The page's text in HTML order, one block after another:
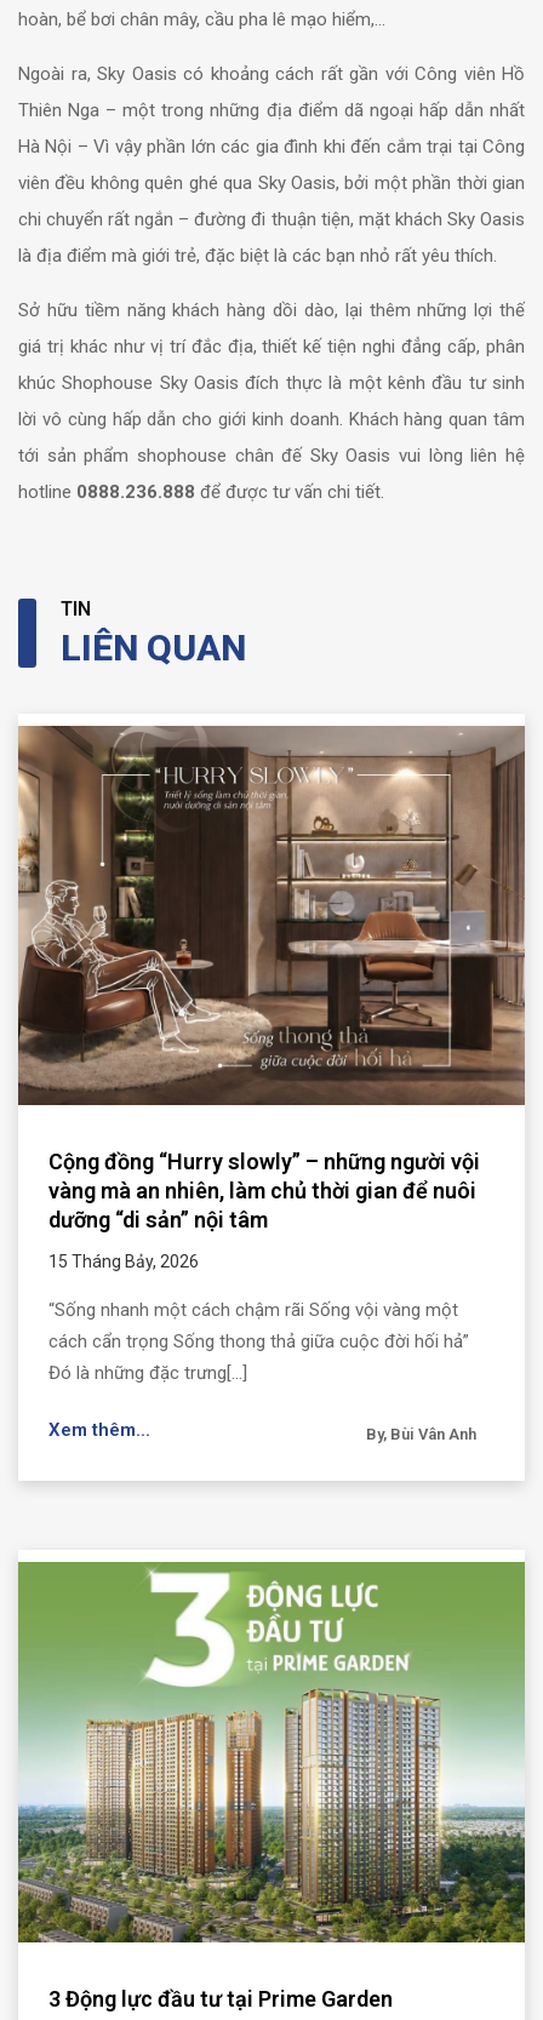
hoàn, bể bơi chân mây, cầu pha lê mạo hiểm,…
Ngoài ra, Sky Oasis có khoảng cách rất gần với Công viên Hồ
Thiên Nga – một trong những địa điểm dã ngoại hấp dẫn nhất
Hà Nội – Vì vậy phần lớn các gia đình khi đến cắm trại tại Công
viên đều không quên ghé qua Sky Oasis, bởi một phần thời gian
chi chuyển rất ngắn – đường đi thuận tiện, mặt khách Sky Oasis
là địa điểm mà giới trẻ, đặc biệt là các bạn nhỏ rất yêu thích.
Sở hữu tiềm năng khách hàng dồi dào, lại thêm những lợi thế
giá trị khác như vị trí đắc địa, thiết kế tiện nghi đẳng cấp, phân
khúc Shophouse Sky Oasis đích thực là một kênh đầu tư sinh
lời vô cùng hấp dẫn cho giới kinh doanh. Khách hàng quan tâm
tới sản phẩm shophouse chân đế Sky Oasis vui lòng liên hệ
hotline 0888.236.888 để được tư vấn chi tiết.
TIN
LIÊN QUAN
Cộng đồng “Hurry slowly” – những người vội
vàng mà an nhiên, làm chủ thời gian để nuôi
dưỡng “di sản” nội tâm
15 Tháng Bảy, 2026
“Sống nhanh một cách chậm rãi Sống vội vàng một
cách cẩn trọng Sống thong thả giữa cuộc đời hối hả”
Đó là những đặc trưng[...]
Xem thêm... By, Bùi Vân Anh
3 Động lực đầu tư tại Prime Garden